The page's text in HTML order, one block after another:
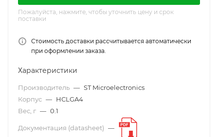
Пожалуйста, нажмите, чтобы уточнить цену и срок
поставки
Стоимость доставки рассчитывается автоматически
при оформлении заказа.
Характеристики
Производитель — ST Microelectronics
Корпус — HCLGA4
Вес, г — 0.1
Документация (datasheet) —